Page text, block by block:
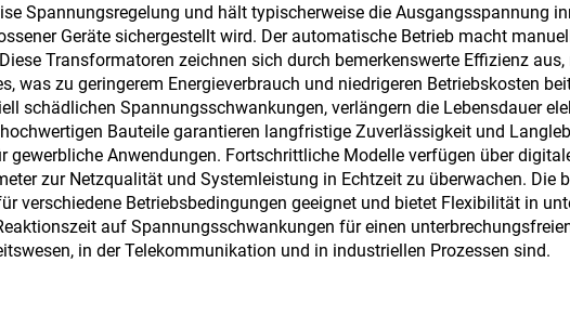
Stromwandler
110
Spannungsregelung und hält typischerweise die Ausgangsspannung
Geräte sichergestellt wird. Der automatische Betrieb macht
Transformatoren zeichnen sich durch bemerkenswerte Effizienz
was zu geringerem Energieverbrauch und niedrigeren Betriebskosten
schädlichen Spannungsschwankungen, verlängern die Lebensdauer
Bauteile garantieren langfristige Zuverlässigkeit und
Anwendungen. Fortschrittliche Modelle verfügen über
zur Netzqualität und Systemleistung in Echtzeit zu überwachen. Die
verschiedene Betriebsbedingungen geeignet und bietet Flexibilität in
auf Spannungsschwankungen für einen
in der Telekommunikation und in industriellen Prozessen sind.